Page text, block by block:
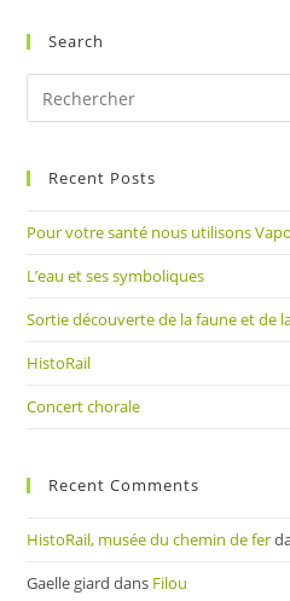
Search
Recent Posts
Pour votre santé nous utilisons
L’eau et ses symboliques
Sortie découverte de la faune et de
HistoRail
Concert chorale
Recent Comments
HistoRail, musée du chemin de fer
Gaelle giard dans Filou